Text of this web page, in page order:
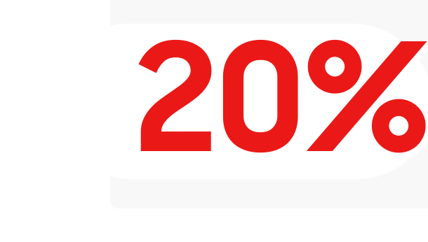
Восстановление после попадания влаги
Замена динамика аудиосистемы LG CM9760
20%